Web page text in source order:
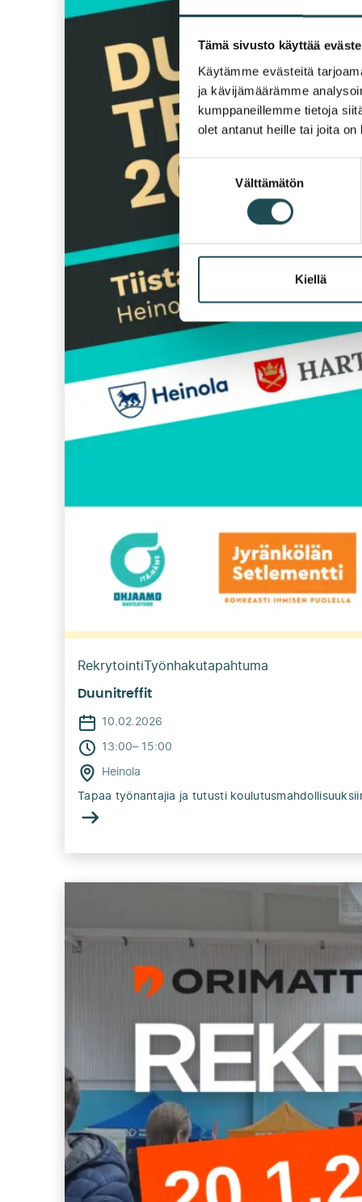
Tämä sivusto käyttää
Käytämme evästeitä
ja kävijämäärämme
kumppaneillemme tietoja
olet antanut heille tai joita
Suostumuksen
Välttämätön
Kiellä
Rekrytointi Työnhakutapahtuma
Duunitreffit
10.02.2026
13:00– 15:00
Heinola
Tapaa työnantajia ja tutusti